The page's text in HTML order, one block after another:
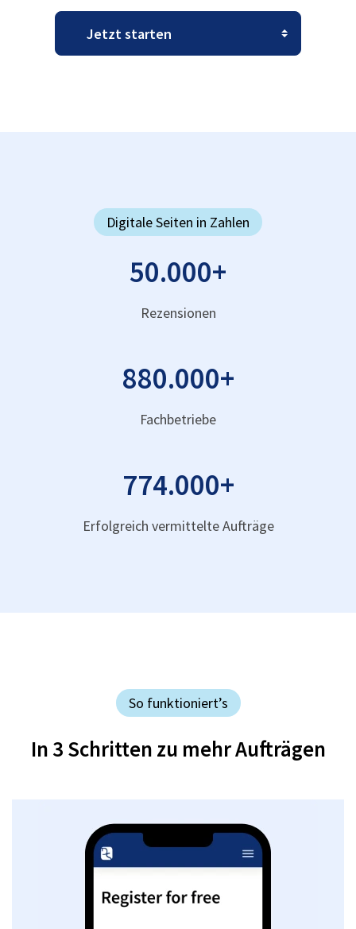
Digitale Seiten in Zahlen
50.000+
Rezensionen
880.000+
Fachbetriebe
774.000+
Erfolgreich vermittelte Aufträge
So funktioniert’s
In 3 Schritten zu mehr Aufträgen